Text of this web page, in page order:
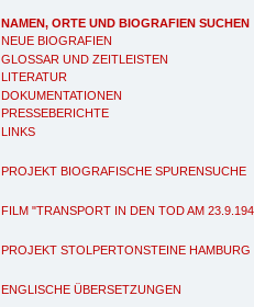
NAMEN, ORTE UND BIOGRAFIEN SUCHEN
NEUE BIOGRAFIEN
GLOSSAR UND ZEITLEISTEN
LITERATUR
DOKUMENTATIONEN
PRESSEBERICHTE
LINKS
PROJEKT BIOGRAFISCHE SPURENSUCHE
FILM "TRANSPORT IN DEN TOD AM
PROJEKT STOLPERTONSTEINE HAMBURG
ENGLISCHE ÜBERSETZUNGEN